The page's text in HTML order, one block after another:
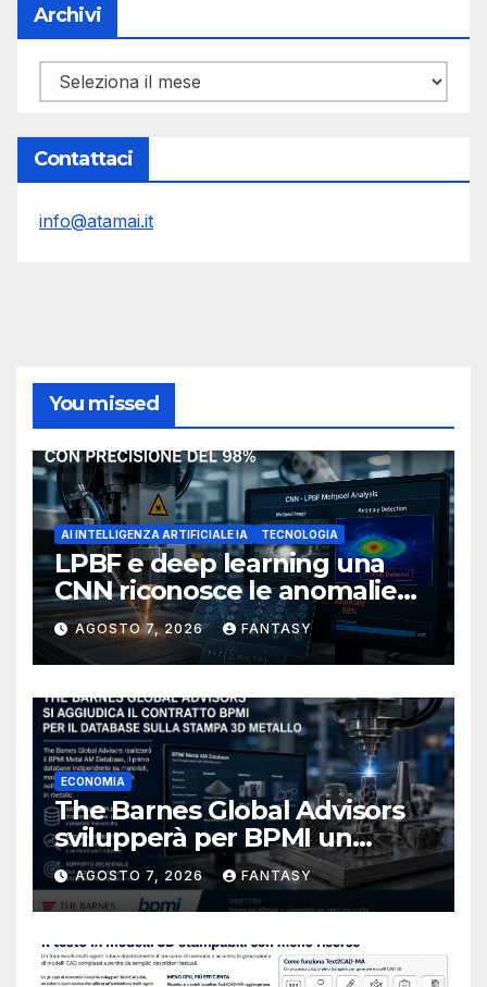
Archivi
Archivi
Contattaci
info@atamai.it
You missed
AI INTELLIGENZA ARTIFICIALE IA TECNOLOGIA
LPBF e deep learning una
CNN riconosce le anomalie
del bagno di fusione
AGOSTO 7, 2026 FANTASY
ECONOMIA
The Barnes Global Advisors
svilupperà per BPMI un
database per la stampa 3D
metallica destinata alla filiera
navale statunitense
AGOSTO 7, 2026 FANTASY